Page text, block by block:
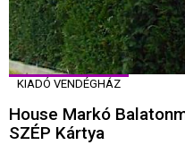
KIADÓ VENDÉGHÁZ
House Markó
SZÉP Kártya